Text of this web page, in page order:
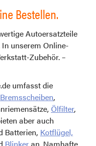
Bestellen.
Autoersatzteile
unserem Online-
Zubehör. –
umfasst die
Bremsscheiben,
Ölfilter,
aber auch
Batterien, Kotflügel,
Blinkeran. Namhafte